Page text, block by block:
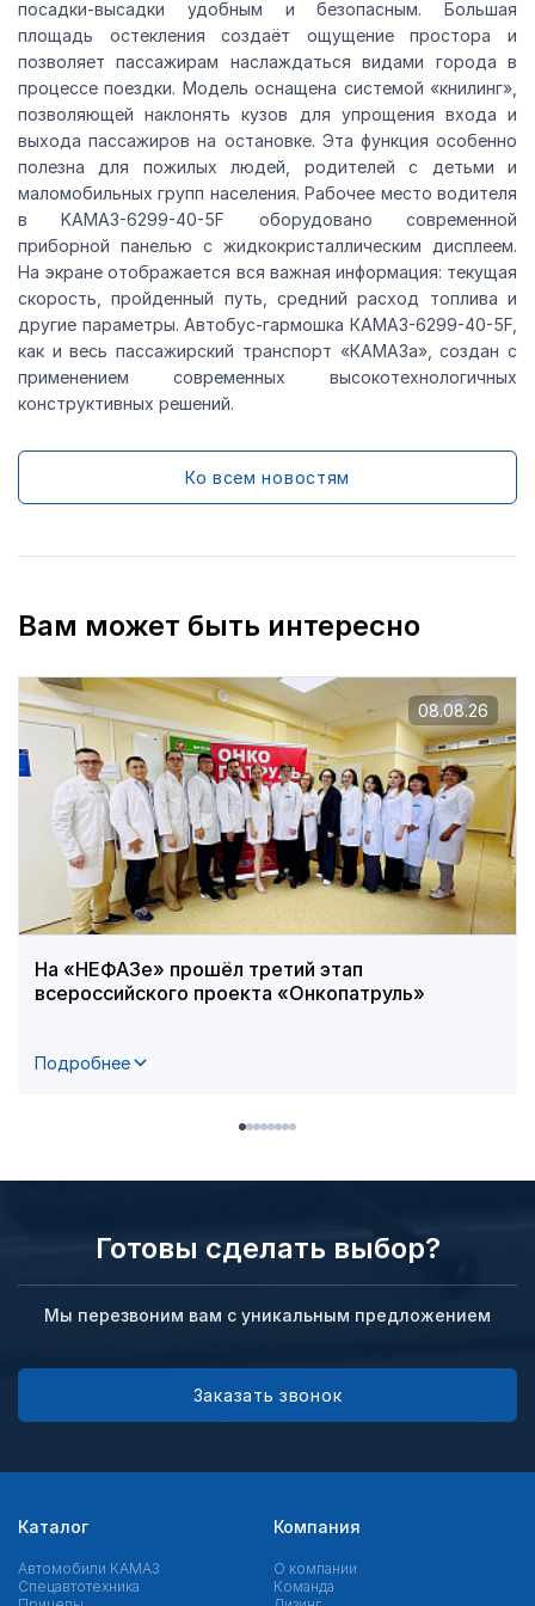
посадки-высадки удобным и безопасным. Большая
площадь остекления создаёт ощущение простора и
позволяет пассажирам наслаждаться видами города в
процессе поездки. Модель оснащена системой «книлинг»,
позволяющей наклонять кузов для упрощения входа и
выхода пассажиров на остановке. Эта функция особенно
полезна для пожилых людей, родителей с детьми и
маломобильных групп населения. Рабочее место водителя
в KAMAЗ-6299-40-5F оборудовано современной
приборной панелью с жидкокристаллическим дисплеем.
На экране отображается вся важная информация: текущая
скорость, пройденный путь, средний расход топлива и
другие параметры. Автобус-гармошка КАМАЗ-6299-40-5F,
как и весь пассажирский транспорт «КАМАЗа», создан с
применением современных высокотехнологичных
конструктивных решений.
Ко всем новостям
Вам может быть интересно
На «НЕФАЗе» прошёл третий этап
всероссийского проекта «Онкопатруль»
Подробнее
08.08.26
Готовы сделать выбор?
Мы перезвоним вам с уникальным предложением
Заказать звонок
Каталог
Автомобили КАМАЗ
Спецавтотехника
Компания
О компании
Команда